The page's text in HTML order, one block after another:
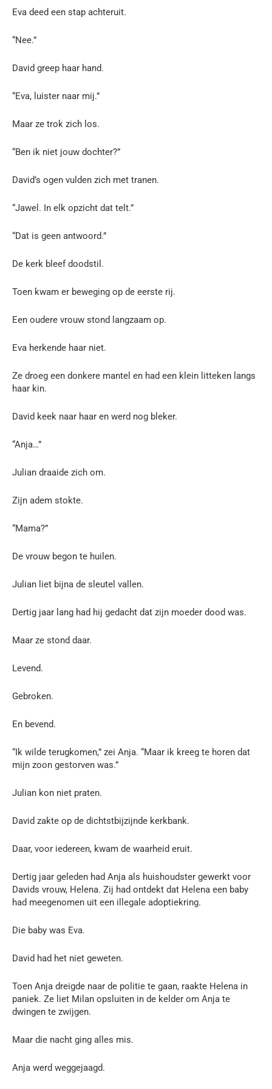
Eva deed een stap achteruit.
“Nee.”
David greep haar hand.
“Eva, luister naar mij.”
Maar ze trok zich los.
“Ben ik niet jouw dochter?”
David’s ogen vulden zich met tranen.
“Jawel. In elk opzicht dat telt.”
“Dat is geen antwoord.”
De kerk bleef doodstil.
Toen kwam er beweging op de eerste rij.
Een oudere vrouw stond langzaam op.
Eva herkende haar niet.
Ze droeg een donkere mantel en had een klein litteken langs
haar kin.
David keek naar haar en werd nog bleker.
“Anja…”
Julian draaide zich om.
Zijn adem stokte.
“Mama?”
De vrouw begon te huilen.
Julian liet bijna de sleutel vallen.
Dertig jaar lang had hij gedacht dat zijn moeder dood was.
Maar ze stond daar.
Levend.
Gebroken.
En bevend.
“Ik wilde terugkomen,” zei Anja. “Maar ik kreeg te horen dat
mijn zoon gestorven was.”
Julian kon niet praten.
David zakte op de dichtstbijzijnde kerkbank.
Daar, voor iedereen, kwam de waarheid eruit.
Dertig jaar geleden had Anja als huishoudster gewerkt voor
Davids vrouw, Helena. Zij had ontdekt dat Helena een baby
had meegenomen uit een illegale adoptiekring.
Die baby was Eva.
David had het niet geweten.
Toen Anja dreigde naar de politie te gaan, raakte Helena in
paniek. Ze liet Milan opsluiten in de kelder om Anja te
dwingen te zwijgen.
Maar die nacht ging alles mis.
Anja werd weggejaagd.